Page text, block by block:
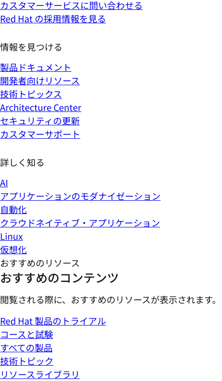
カスタマーサービスに問い合わせる
Red Hat の採用情報を見る
情報を見つける
製品ドキュメント
開発者向けリソース
技術トピックス
Architecture Center
セキュリティの更新
カスタマーサポート
詳しく知る
AI
アプリケーションのモダナイゼーション
自動化
クラウドネイティブ・アプリケーション
Linux
仮想化
おすすめのリソース
おすすめのコンテンツ
閲覧される際に、おすすめのリソースが表示されます。
Red Hat 製品のトライアル
コースと試験
すべての製品
技術トピック
リソースライブラリ